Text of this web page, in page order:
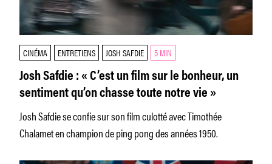
CINÉMA ENTRETIENS JOSH SAFDIE 5 MIN
Josh Safdie : « C’est un film sur le bonheur, un
sentiment qu’on chasse toute notre vie »
Josh Safdie se confie sur son film culotté avec Timothée
Chalamet en champion de ping pong des années 1950.